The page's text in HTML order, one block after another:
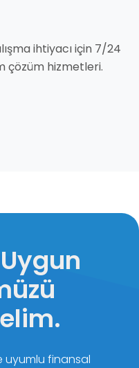
ihtiyacı için 7/24
çözüm hizmetleri.
uyumlu finansal